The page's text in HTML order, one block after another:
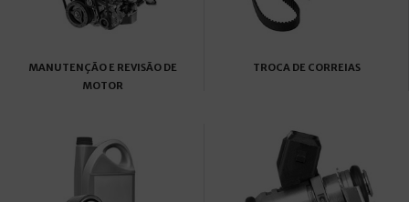
MANUTENÇÃO E REVISÃO DE
MOTOR
TROCA DE CORREIAS